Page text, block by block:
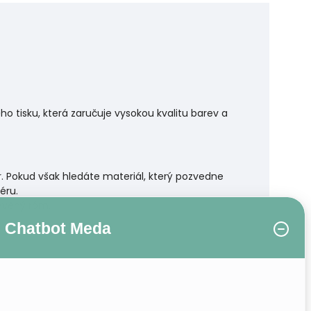
tisku, která zaručuje vysokou kvalitu barev a
však hledáte materiál, který pozvedne
rám.
Chatbot Meda